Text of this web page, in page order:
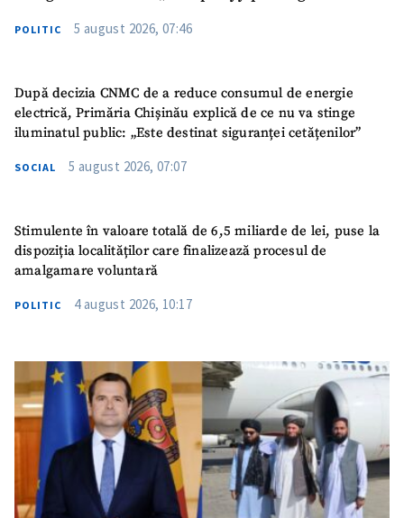
POLITIC 5 august 2026, 07:46
După decizia CNMC de a reduce consumul de energie
electrică, Primăria Chișinău explică de ce nu va stinge
iluminatul public: „Este destinat siguranței cetățenilor”
SOCIAL 5 august 2026, 07:07
Stimulente în valoare totală de 6,5 miliarde de lei, puse la
dispoziția localităților care finalizează procesul de
amalgamare voluntară
POLITIC 4 august 2026, 10:17